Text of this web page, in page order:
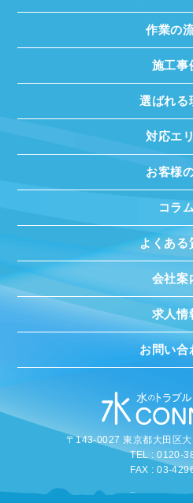
作業の
施工事
選ばれる
対応エ
お客様
コラム
よくある
会社案
求人情
お問い合
〒143-0027 東京都大田区
TEL : 0120-
FAX : 03-
© 2020